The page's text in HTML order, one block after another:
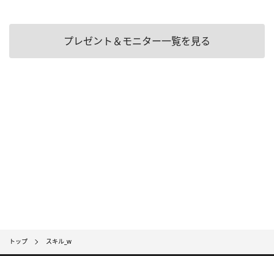
プレゼント＆モニター一覧を見る
トップ スキル_w